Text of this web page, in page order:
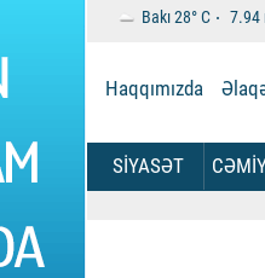
Bakı28°C 7.94
Haqqımızda
SİYASƏT